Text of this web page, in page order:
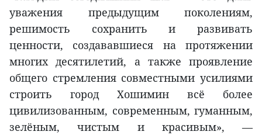
уважения предыдущим поколениям,
решимость сохранить и развивать
ценности, создававшиеся на протяжении
многих десятилетий, а также проявление
общего стремления совместными усилиями
строить город Хошимин всё более
цивилизованным, современным, гуманным,
зелёным, чистым и красивым», —